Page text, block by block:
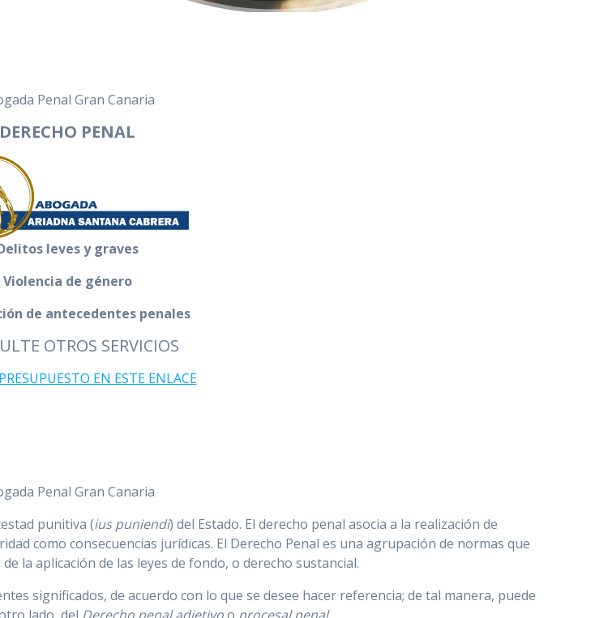
Penal Gran Canaria
DERECHO PENAL
leves y graves
Violencia de género
de antecedentes penales
OTROS SERVICIOS
EN ESTE ENLACE
Penal Gran Canaria
punitiva (ius puniendi) del Estado. El derecho penal asocia a la realización de
como consecuencias jurídicas. El Derecho Penal es una agrupación de normas que
la aplicación de las leyes de fondo, o derecho sustancial.
significados, de acuerdo con lo que se desee hacer referencia; de tal manera, puede